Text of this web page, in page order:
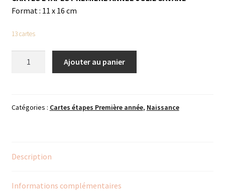
Format : 11 x 16 cm
13 cartes
Ajouter au panier
Catégories : Cartes étapes Première année, Naissance
Description
Informations complémentaires